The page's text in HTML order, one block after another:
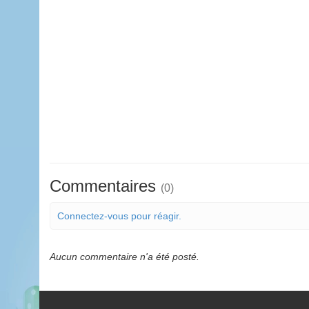
Commentaires (0)
Connectez-vous pour réagir.
Aucun commentaire n'a été posté.